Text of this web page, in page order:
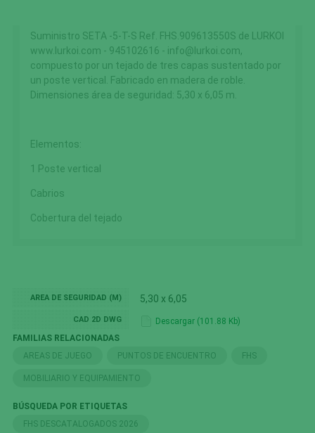
Suministro SETA -5-T-S Ref. FHS.909613550S de LURKOI
www.lurkoi.com - 945102616 - info@lurkoi.com,
compuesto por un tejado de tres capas sustentado por
un poste vertical. Fabricado en madera de roble.
Dimensiones área de seguridad: 5,30 x 6,05 m.
Elementos:
1 Poste vertical
Cabrios
Cobertura del tejado
AREA DE SEGURIDAD (M) 5,30 x 6,05
CAD 2D DWG
Descargar (101.88 Kb)
FAMILIAS RELACIONADAS
AREAS DE JUEGO
PUNTOS DE ENCUENTRO FHS
MOBILIARIO Y EQUIPAMIENTO
BÚSQUEDA POR ETIQUETAS
FHS DESCATALOGADOS 2026